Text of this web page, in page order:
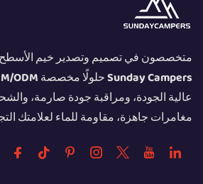
عالية الجودة، ومراقبة جودة صارمة،
مغامرات جاهزة، مقاومة للماء لعلامتك